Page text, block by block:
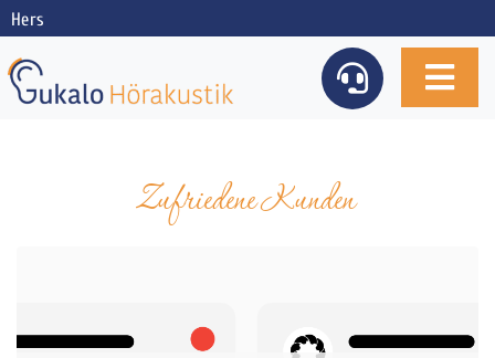
Skip
to
content
Zufriedene Kunden